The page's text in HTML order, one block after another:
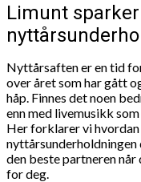
Limunt
Nyttårsaften er en tid
over året som har gått
håp. Finnes det noen
enn med livemusikk
Her forklarer vi
den beste partneren
for deg.